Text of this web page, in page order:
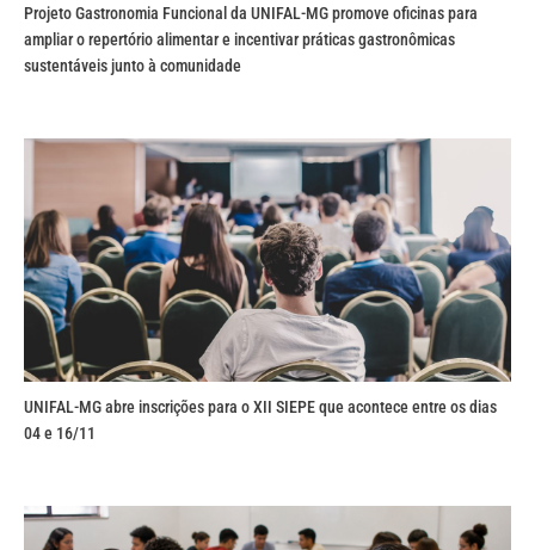
Projeto Gastronomia Funcional da UNIFAL-MG promove oficinas para
ampliar o repertório alimentar e incentivar práticas gastronômicas
sustentáveis junto à comunidade
UNIFAL-MG abre inscrições para o XII SIEPE que acontece entre os dias
04 e 16/11